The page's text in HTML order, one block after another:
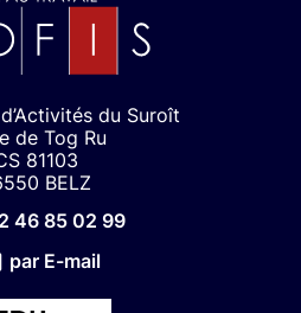
du Suroît
de Tog Ru
81103
BELZ
46 85 02 99
par E-mail